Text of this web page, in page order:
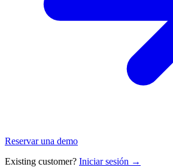
Reservar una demo
Existing customer? Iniciar sesión →